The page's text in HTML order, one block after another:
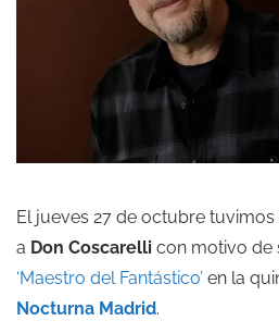
El jueves 27 de octubre
a Don Coscarelli con motivo de
‘Maestro del Fantástico’ en la
Nocturna Madrid.